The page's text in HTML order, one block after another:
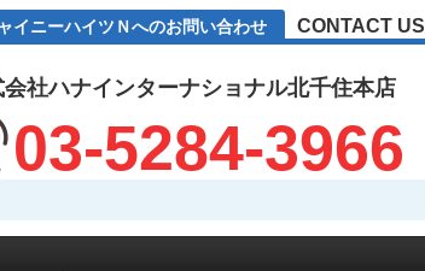
イニーハイツＮへのお問い合わせ CONTACT US
会社ハナインターナショナル北千住本店
03-5284-3966